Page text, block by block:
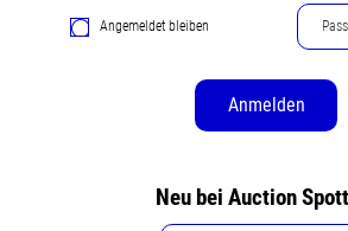
Angemeldet bleiben
Anmelden
Neu bei Auction